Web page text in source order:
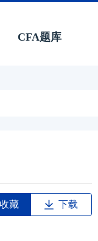
CFA题库
收藏 下载